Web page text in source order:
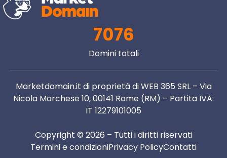
7076
Domini totali
Marketdomain.it di proprietà di WEB 365 SRL – Via
Nicola Marchese 10, 00141 Rome (RM) – Partita IVA:
IT 12279101005
Copyright © 2026 – Tutti i diritti riservati
Termini e condizioniPrivacy PolicyContatti